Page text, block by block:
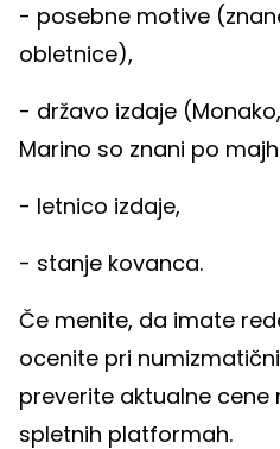
- posebne motive
obletnice),
- državo izdaje
Marino so znani po
- letnico izdaje,
- stanje kovanca.
Če menite, da imate
ocenite pri
preverite aktualne cene
spletnih platformah.